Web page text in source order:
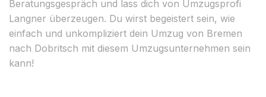
Beratungsgespräch und lass dich von Umzugsprofi
Langner überzeugen. Du wirst begeistert sein, wie
einfach und unkompliziert dein Umzug von Bremen
nach Dobritsch mit diesem Umzugsunternehmen sein
kann!